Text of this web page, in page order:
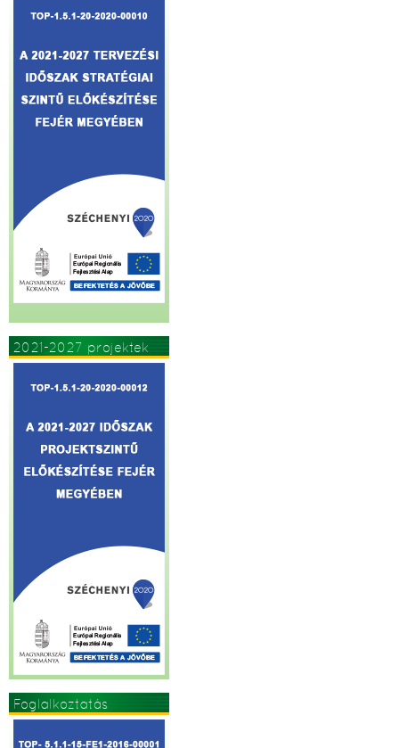
2021-2027 projektek
Foglalkoztatás